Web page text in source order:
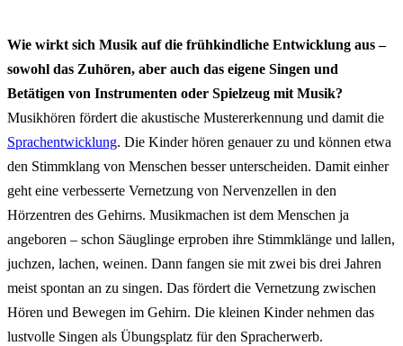
Wie wirkt sich Musik auf die frühkindliche Entwicklung aus –
sowohl das Zuhören, aber auch das eigene Singen und
Betätigen von Instrumenten oder Spielzeug mit Musik?
Musikhören fördert die akustische Mustererkennung und damit die
Sprachentwicklung. Die Kinder hören genauer zu und können etwa
den Stimmklang von Menschen besser unterscheiden. Damit einher
geht eine verbesserte Vernetzung von Nervenzellen in den
Hörzentren des Gehirns. Musikmachen ist dem Menschen ja
angeboren – schon Säuglinge erproben ihre Stimmklänge und lallen,
juchzen, lachen, weinen. Dann fangen sie mit zwei bis drei Jahren
meist spontan an zu singen. Das fördert die Vernetzung zwischen
Hören und Bewegen im Gehirn. Die kleinen Kinder nehmen das
lustvolle Singen als Übungsplatz für den Spracherwerb.